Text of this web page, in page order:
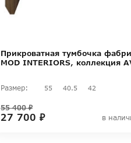
Прикроватная тумбочка
MOD INTERIORS, коллекция
Размер: 55 40.5 42
27 700 ₽
55 400 ₽
в